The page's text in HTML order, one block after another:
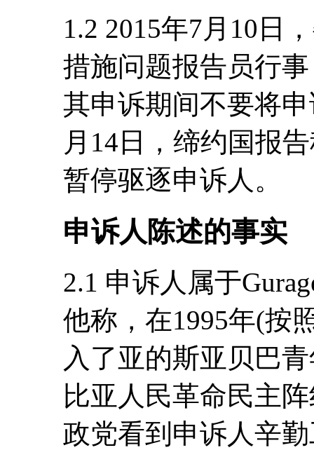
1.2 2015年7月10日
措施问题报告员行
其申诉期间不要将
月14日，缔约国报
暂停驱逐申诉人。
申诉人陈述的事实
2.1 申诉人属于
他称，在1995年(按
入了亚的斯亚贝巴
比亚人民革命民主
政党看到申诉人辛